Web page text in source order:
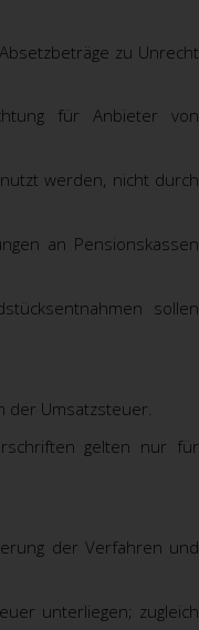
zu Unrecht
für Anbieter von
werden, nicht durch
an Pensionskassen
sollen
der Umsatzsteuer.
gelten nur für
der Verfahren und
unterliegen; zugleich